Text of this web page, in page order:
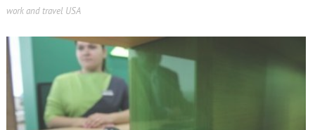
work and travel USA